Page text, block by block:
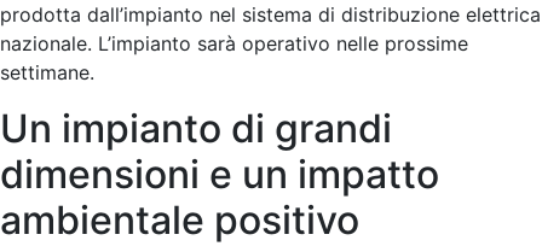
prodotta dall’impianto nel sistema di distribuzione elettrica
nazionale. L’impianto sarà operativo nelle prossime
settimane.
Un impianto di grandi
dimensioni e un impatto
ambientale positivo